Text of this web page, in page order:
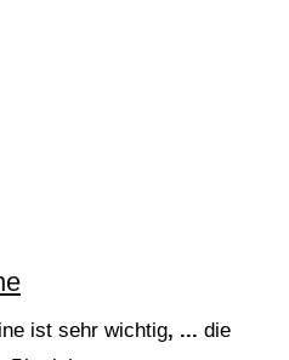
ist sehr wichtig, ... die